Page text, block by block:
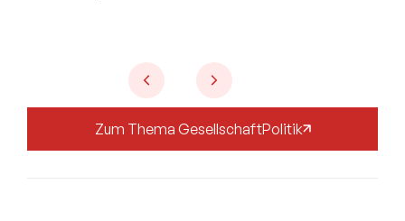
Zum Thema GesellschaftPolitik